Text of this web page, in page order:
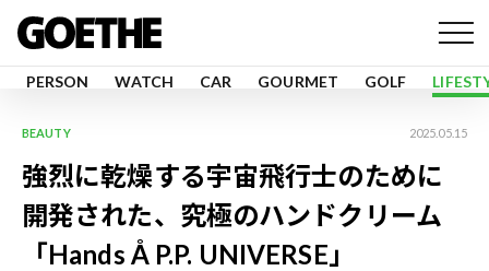
PERSON WATCH CAR GOURMET GOLF
BEAUTY 2025.05.15
強烈に乾燥する宇宙飛行士のために
開発された、究極のハンドクリーム
「Hands Å P.P. UNIVERSE」